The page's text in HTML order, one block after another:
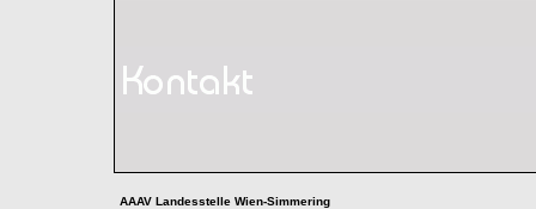
AAAV Landesstelle Wien-Simmering